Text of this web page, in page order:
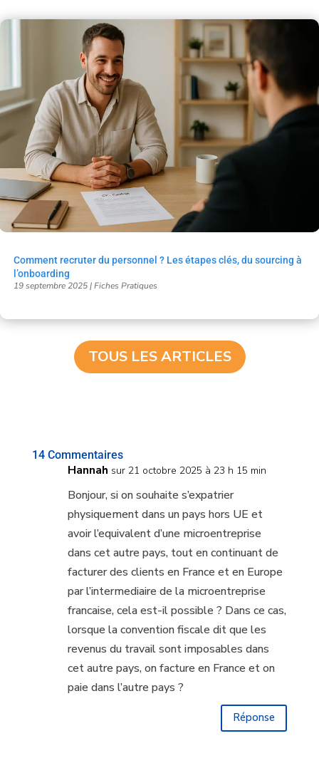
Comment recruter du personnel ? Les étapes clés, du sourcing à
l’onboarding
19 septembre 2025|Fiches Pratiques
TOUS LES ARTICLES
14 Commentaires
Hannah sur 21 octobre 2025 à 23 h 15 min
Bonjour, si on souhaite s’expatrier
physiquement dans un pays hors UE et
avoir l’equivalent d’une microentreprise
dans cet autre pays, tout en continuant de
facturer des clients en France et en Europe
par l’intermediaire de la microentreprise
francaise, cela est-il possible ? Dans ce cas,
lorsque la convention fiscale dit que les
revenus du travail sont imposables dans
cet autre pays, on facture en France et on
paie dans l’autre pays ?
Réponse